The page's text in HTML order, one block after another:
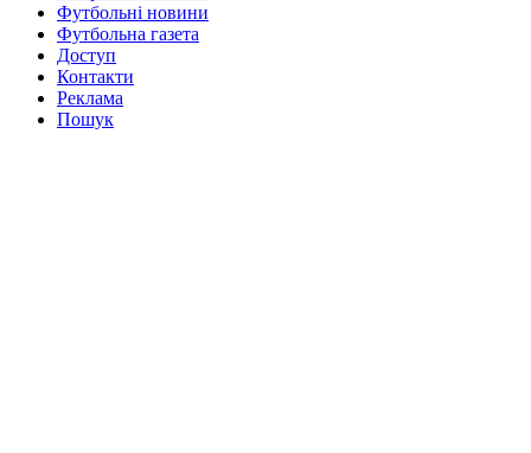
Футбольні новини
Футбольна газета
Доступ
Контакти
Реклама
Пошук